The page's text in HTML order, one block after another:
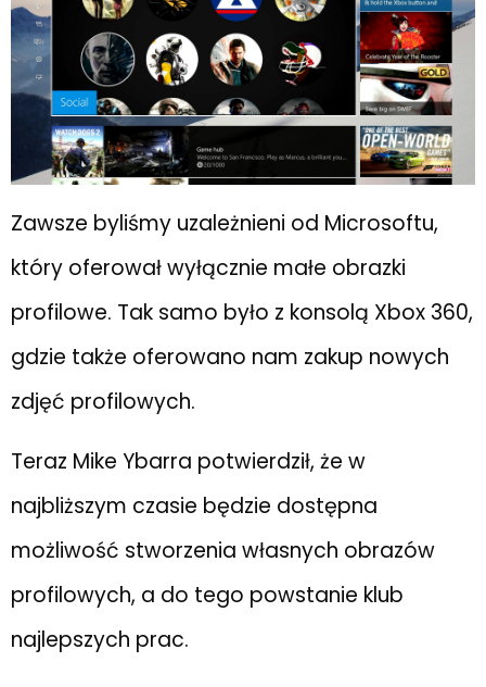
Zawsze byliśmy uzależnieni od Microsoftu,
który oferował wyłącznie małe obrazki
profilowe. Tak samo było z konsolą Xbox 360,
gdzie także oferowano nam zakup nowych
zdjęć profilowych.
Teraz Mike Ybarra potwierdził, że w
najbliższym czasie będzie dostępna
możliwość stworzenia własnych obrazów
profilowych, a do tego powstanie klub
najlepszych prac.